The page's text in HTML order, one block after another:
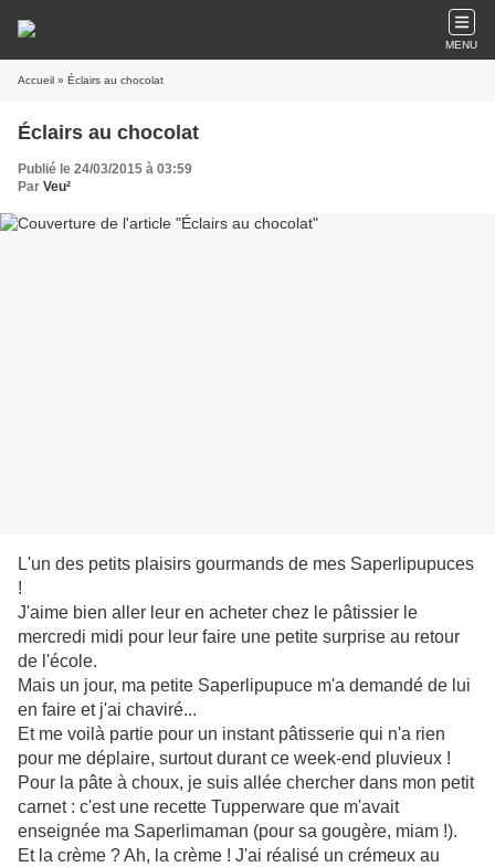
MENU
Accueil » Éclairs au chocolat
Éclairs au chocolat
Publié le 24/03/2015 à 03:59
Par Veu²
L'un des petits plaisirs gourmands de mes Saperlipupuces
!
J'aime bien aller leur en acheter chez le pâtissier le
mercredi midi pour leur faire une petite surprise au retour
de l'école.
Mais un jour, ma petite Saperlipupuce m'a demandé de lui
en faire et j'ai chaviré...
Et me voilà partie pour un instant pâtisserie qui n'a rien
pour me déplaire, surtout durant ce week-end pluvieux !
Pour la pâte à choux, je suis allée chercher dans mon petit
carnet : c'est une recette Tupperware que m'avait
enseignée ma Saperlimaman (pour sa gougère, miam !).
Et la crème ? Ah, la crème ! J'ai réalisé un crémeux au